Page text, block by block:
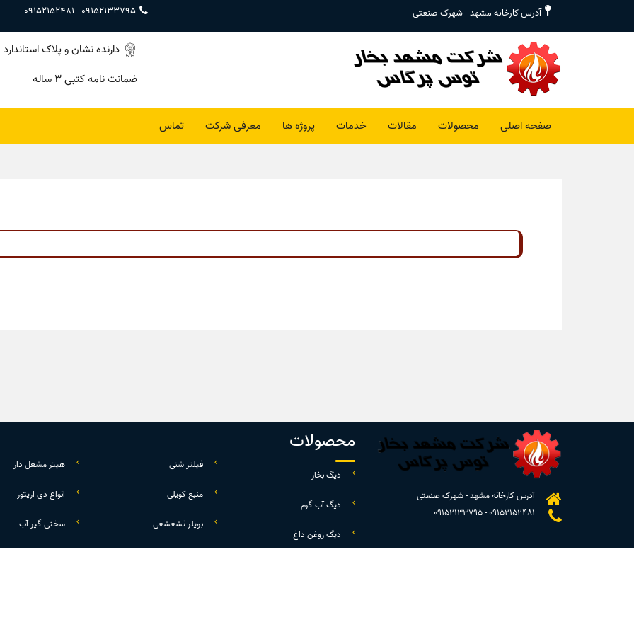
آدرس کارخانه مشهد - شهرک صنعتی 09152133795
-
09152152481
دارنده نشان و پلاک استاندارد
ضمانت نامه کتبی ۳ ساله
صفحه اصلی محصولات مقالات خدمات پروژه ها معرفی شرکت تماس
آدرس کارخانه مشهد - شهرک صنعتی
09152152481
-
09152133795
محصولات
دیگ بخار
دیگ آب گرم
دیگ روغن داغ
فیلتر شنی
منبع کویلی
بویلر تشعشعی
هیتر مشعل دار
انواع دی اریتور
سختی گیر آب